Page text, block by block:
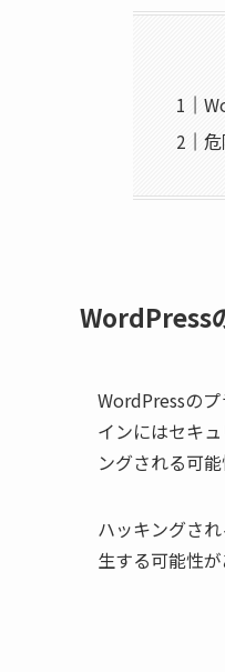
WordPress
WordPressの
インにはセキ
ングされる可能
ハッキングさ
生する可能性が